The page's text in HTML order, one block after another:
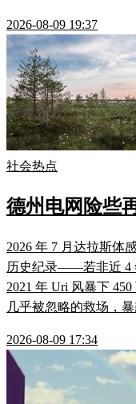
2026-08-09 19:37
社会热点
德州电网险些
2026 年 7 月达拉斯体
历史纪录——若非近 4
2021 年 Uri 风暴下
几乎被忽略的救场，
2026-08-09 17:34